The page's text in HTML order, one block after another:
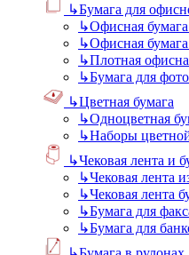
↳Бумага для
↳Офисная
↳Офисная
↳Плотная
↳Бумага для
↳Цветная бумага
↳Одноцветная
↳Наборы
↳Чековая лента и
↳Чековая лента
↳Чековая лента
↳Бумага для
↳Бумага для